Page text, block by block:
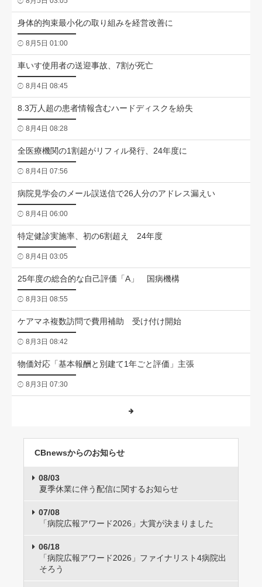
身体的拘束最小化の取り組みを経営改善に
8月5日 01:00
車いす使用者の送迎事故、7割が死亡
8月4日 08:45
8.3万人超の患者情報含むハードディスクを紛失
8月4日 08:28
全医療機関の1割超がリフィル発行、24年度に
8月4日 07:56
病院見学会のメール誤送信で26人分のアドレス漏えい
8月4日 06:00
特定健診実施率、初の6割超え 24年度
8月4日 03:05
25年度の総合的な自己評価「A」 国病機構
8月3日 08:55
ケアマネ複数訪問で費用補助 受け付け開始
8月3日 08:42
物価対応「基本報酬と別建て1年ごと評価」主張
8月3日 07:30
CBnewsからのお知らせ
08/03
夏季休業に伴う配信に関するお知らせ
07/08
「病院広報アワード2026」大賞が決まりました
06/18
「病院広報アワード2026」ファイナリスト4病院出
そろう